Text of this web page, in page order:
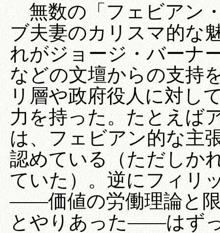
無数の「フェビアン
ブ夫妻のカリスマ的
れがジョージ・バーナ
などの文壇からの支
リ層や政府役人に対し
力を持った。たとえば
は、フェビアン的な主
認めている（ただしか
ていた）。逆にフィリ
――価値の労働理論と
とやりあった――はず